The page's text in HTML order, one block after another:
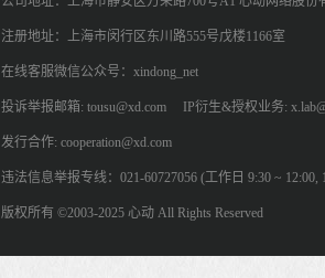
注册地址：上海市闵行区东川路555号戊楼1166室
在线客服微信公众号：xindong_net
投诉举报邮箱: tousu@xd.com IP衍生&授权业务:
发行合作: cooperation@xd.com
违法信息举报专线：021-60727056 (工作日 9:30 ~ 12:00,
版权所有 ©2003-2025 心动 All Rights Reserved